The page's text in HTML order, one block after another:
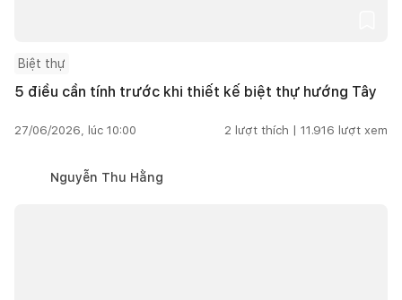
Biệt thự
5 điều cần tính trước khi thiết kế biệt thự hướng Tây
27/06/2026, lúc 10:00 2 lượt thích | 11.916 lượt xem
Nguyễn Thu Hằng